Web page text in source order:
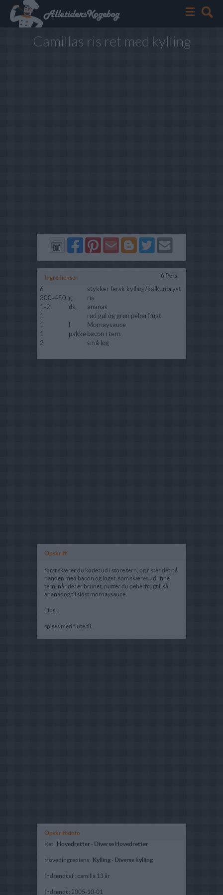
Camillas ris ret med kylling
Del
på
Facebook
Del
på
Pinterest
Send
via
GMail
Del
på
Blogger
Del
på
Twitter
Send
Ingredienser 6 Pers.
6
stykker fersk kylling/kalkunbryst
300-450 g.
ris
1-2
ds.
ananas
1
rød gul og grøn peberfrugt
1
Mornaysauce
1
pakke bacon i tern
2
små løg
Opskrift
først skærer du kødet ud i store tern, og rister det på
panden med bacon og løget, som skæres ud i fine
tern. når det er brunet, putter du peberfrugt i, så
ananas og til sidst mornaysauce.
Tips:
spises med flute til.
Opskriftsinfo
Ret : Hovedretter - Diverse Hovedretter
Hovedingrediens : Kylling - Diverse kylling
Indsendt af : camilla 13 år
Indsendt : 2005-10-01